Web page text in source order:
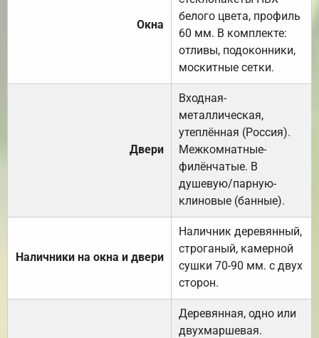
Окна
белого цвета, профиль
60 мм. В комплекте:
отливы, подоконники,
москитные сетки.
Двери
Входная-
металлическая,
утеплённая (Россия).
Межкомнатные-
филёнчатые. В
душевую/парную-
клиновые (банные).
Наличники на окна и двери
Наличник деревянный,
строганый, камерной
сушки 70-90 мм. с двух
сторон.
Деревянная, одно или
двухмаршевая.